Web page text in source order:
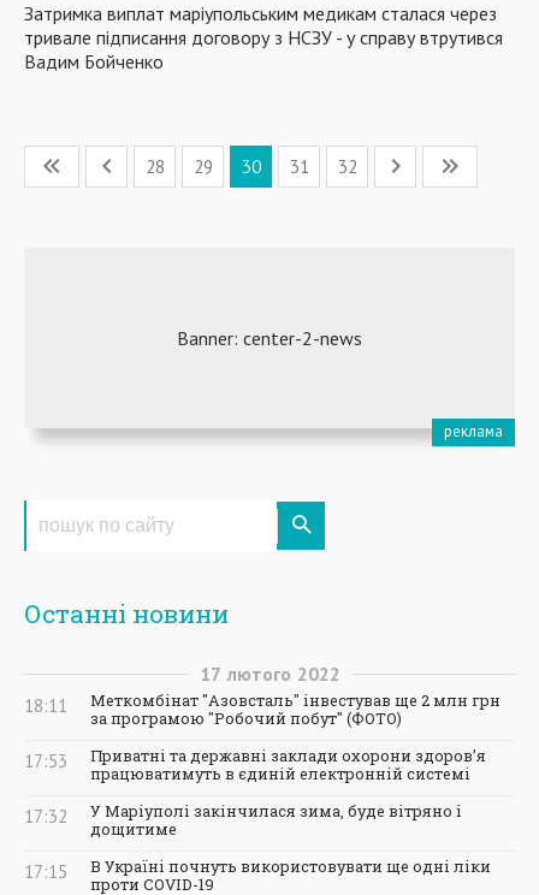
Затримка виплат маріупольським медикам сталася через
тривале підписання договору з НСЗУ - у справу втрутився
Вадим Бойченко
28 29 30 31 32
Останні новини
17 лютого 2022
18:11
Меткомбінат "Азовсталь" інвестував ще 2 млн грн
за програмою "Робочий побут" (ФОТО)
17:53
Приватні та державні заклади охорони здоров’я
працюватимуть в єдиній електронній системі
17:32
У Маріуполі закінчилася зима, буде вітряно і
дощитиме
17:15
В Україні почнуть використовувати ще одні ліки
проти COVID-19